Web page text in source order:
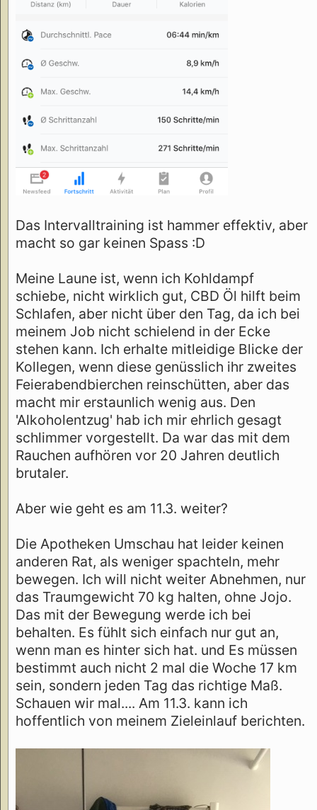
Das Intervalltraining ist hammer effektiv, aber
macht so gar keinen Spass :D
Meine Laune ist, wenn ich Kohldampf
schiebe, nicht wirklich gut, CBD Öl hilft beim
Schlafen, aber nicht über den Tag, da ich bei
meinem Job nicht schielend in der Ecke
stehen kann. Ich erhalte mitleidige Blicke der
Kollegen, wenn diese genüsslich ihr zweites
Feierabendbierchen reinschütten, aber das
macht mir erstaunlich wenig aus. Den
'Alkoholentzug' hab ich mir ehrlich gesagt
schlimmer vorgestellt. Da war das mit dem
Rauchen aufhören vor 20 Jahren deutlich
brutaler.
Aber wie geht es am 11.3. weiter?
Die Apotheken Umschau hat leider keinen
anderen Rat, als weniger spachteln, mehr
bewegen. Ich will nicht weiter Abnehmen, nur
das Traumgewicht 70 kg halten, ohne Jojo.
Das mit der Bewegung werde ich bei
behalten. Es fühlt sich einfach nur gut an,
wenn man es hinter sich hat. und Es müssen
bestimmt auch nicht 2 mal die Woche 17 km
sein, sondern jeden Tag das richtige Maß.
Schauen wir mal.... Am 11.3. kann ich
hoffentlich von meinem Zieleinlauf berichten.